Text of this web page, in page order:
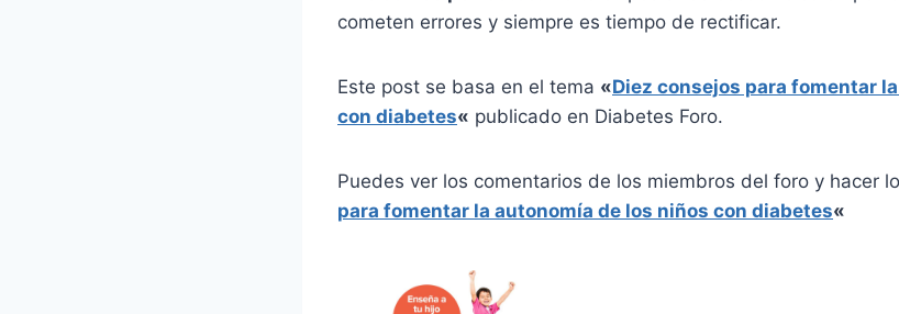
cometen errores y siempre es tiempo de rectificar.
Este post se basa en el tema «Diez consejos para fomentar
con diabetes« publicado en Diabetes Foro.
Puedes ver los comentarios de los miembros del foro y hacer
para fomentar la autonomía de los niños con diabetes«